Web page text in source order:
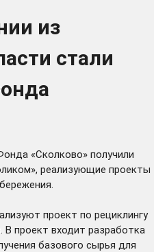
из
стали
«Сколково» получили
реализующие проекты
проект по рециклингу
проект входит разработка
базового сырья для